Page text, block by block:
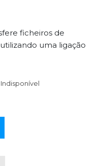
ficheiros de
uma ligação
Indisponível